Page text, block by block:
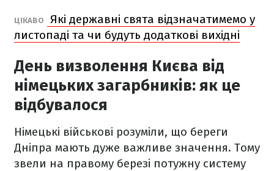
ЦІКАВО
Які державні свята відзначатимемо у
листопаді та чи будуть додаткові вихідні
День визволення Києва від
німецьких загарбників: як це
відбувалося
Німецькі військові розуміли, що береги
Дніпра мають дуже важливе значення. Тому
звели на правому березі потужну систему